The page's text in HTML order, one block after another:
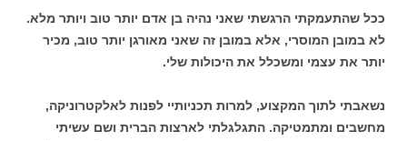
ככל שהתעמקתי הרגשתי שאני נהיה בן אדם יותר טוב ויותר מלא.
לא במובן המוסרי, אלא במובן זה שאני מאורגן יותר טוב, מכיר
יותר את עצמי ומשכלל את היכולות שלי.
נשאבתי לתוך המקצוע, למרות תכניותיי לפנות לאלקטרוניקה,
מחשבים ומתמטיקה. התגלגלתי לארצות הברית ושם עשיתי